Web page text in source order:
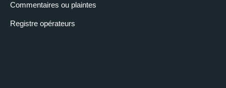
Commentaires ou plaintes
Registre opérateurs